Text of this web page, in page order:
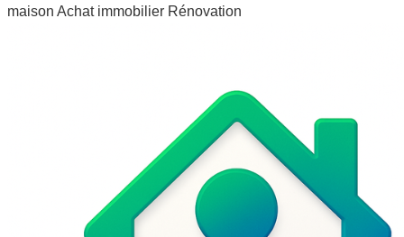
maison Achat immobilier Rénovation